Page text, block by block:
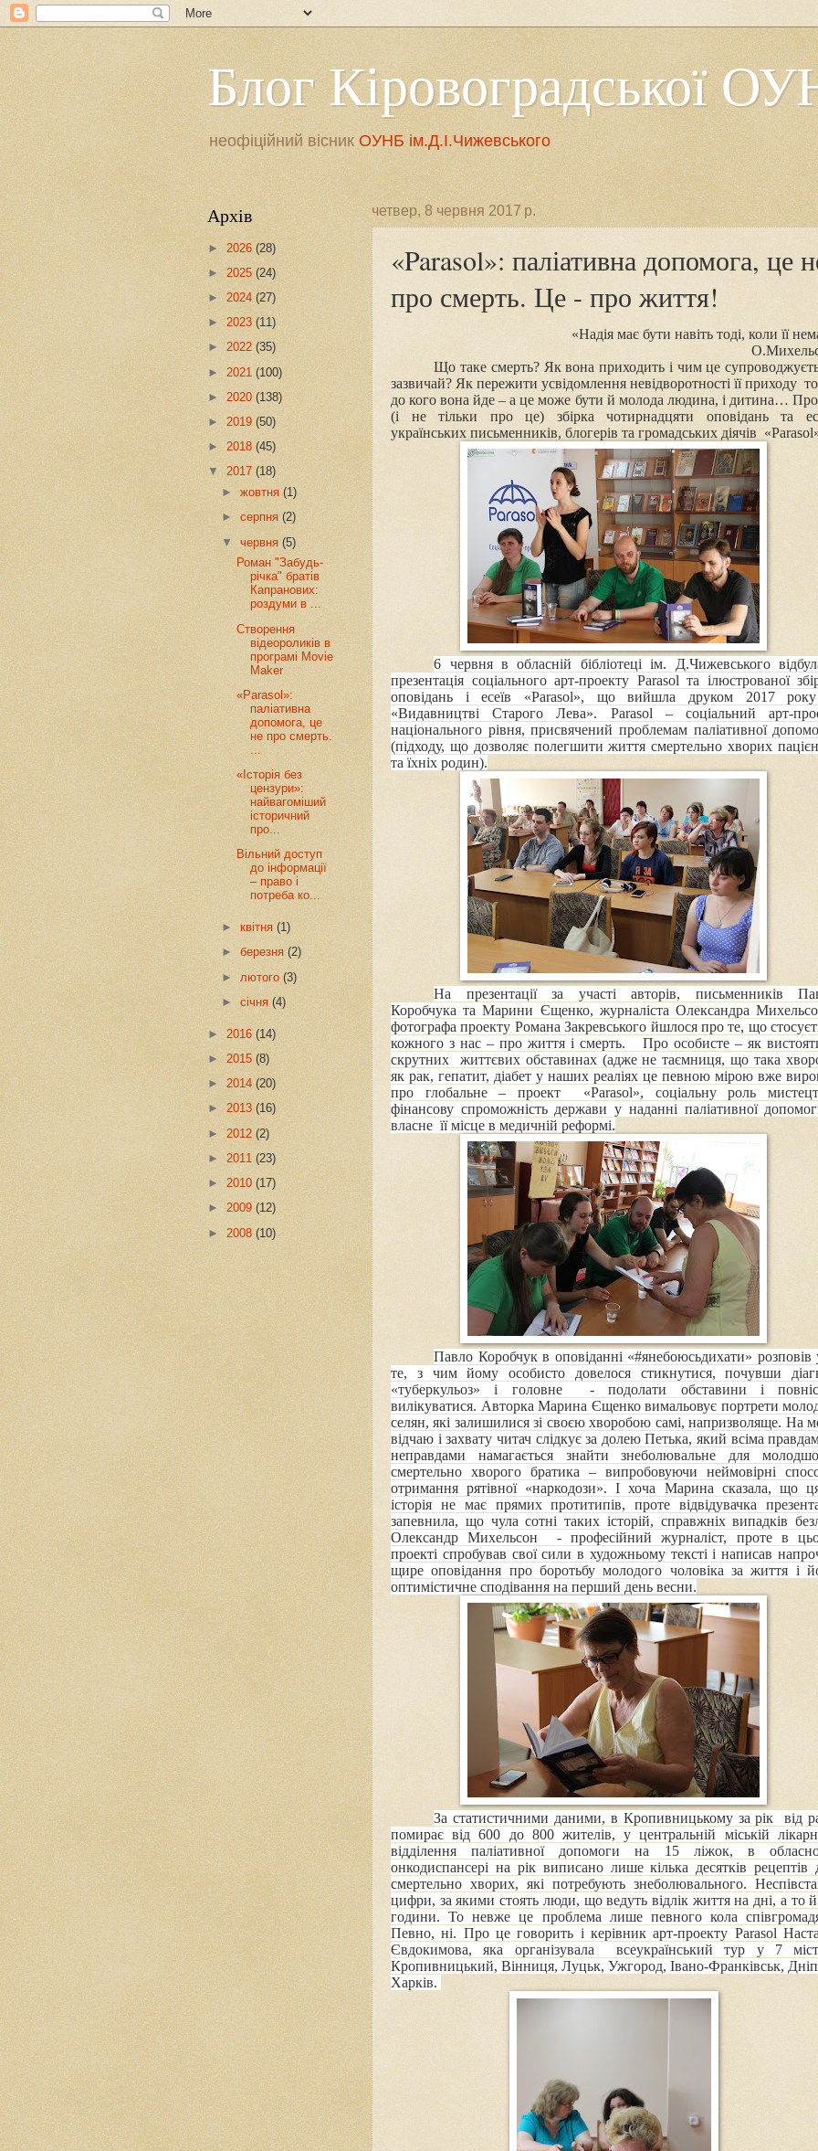
Блог Кіровоградської
неофіційний вісник ОУНБ ім.Д.І.Чижевського
четвер, 8 червня 2017 р.
«Parasol»: паліативна допомога, це
про смерть. Це - про життя!
«Надія має бути навіть тоді, коли її
Що таке смерть? Як вона приходить і чим це
зазвичай? Як пережити усвідомлення невідворотності її приходу
до кого вона йде – а це може бути й молода людина, і дитина…
(і не тільки про це) збірка чотирнадцяти оповідань та
українських письменників, блогерів та громадських діячів «Parasol
6 червня в обласній бібліотеці ім. Д.Чижевського
презентація соціального арт-проекту Parasol та ілюстрованої
оповідань і есеїв «Parasol», що вийшла друком 2017
«Видавництві Старого Лева». Parasol – соціальний арт-
національного рівня, присвячений проблемам паліативної
(підходу, що дозволяє полегшити життя смертельно хворих
та їхніх родин).
На презентації за участі авторів, письменників
Коробчука та Марини Єщенко, журналіста Олександра
фотографа проекту Романа Закревського йшлося про те, що
кожного з нас – про життя і смерть. Про особисте – як
скрутних життєвих обставинах (адже не таємниця, що така
як рак, гепатит, діабет у наших реаліях це певною мірою вже
про глобальне –
проект «Parasol», соціальну роль
фінансову спроможність держави у наданні паліативної
власне її місце в медичній реформі.
Павло Коробчук в оповіданні «#янебоюсьдихати» розповів
те, з чим йому особисто довелося стикнутися, почувши
«туберкульоз» і головне - подолати обставини і
вилікуватися. Авторка Марина Єщенко вимальовує портрети
селян, які залишилися зі своєю хворобою самі, напризволяще. На
відчаю і захвату читач слідкує за долею Петька, який всіма
неправдами намагається знайти знеболювальне для
смертельно хворого братика – випробовуючи неймовірні
отримання рятівної «наркодози». І хоча Марина сказала, що
історія не має прямих протитипів, проте відвідувачка
запевнила, що чула сотні таких історій, справжніх випадків
Олександр Михельсон - професійний журналіст, проте в
проекті спробував свої сили в художньому тексті і написав
щире оповідання про боротьбу молодого чоловіка за життя і
оптимістичне сподівання на перший день весни.
За статистичними даними, в Кропивницькому за рік від
помирає від 600 до 800 жителів, у центральній міській
відділення паліативної допомоги на 15 ліжок, в
онкодиспансері на рік виписано лише кілька десятків рецептів
смертельно хворих, які потребують знеболювального.
цифри, за якими стоять люди, що ведуть відлік життя на дні, а то
години. То невже це проблема лише певного кола
Певно, ні. Про це говорить і керівникарт-проекту Parasol
Євдокимова, яка організувала всеукраїнський тур у 7
Кропивницький, Вінниця, Луцьк, Ужгород, Івано-Франківськ,
Харків.
Архів
► 2026 (28)
► 2025 (24)
► 2024 (27)
► 2023 (11)
► 2022 (35)
► 2021 (100)
► 2020 (138)
► 2019 (50)
► 2018 (45)
▼ 2017 (18)
►жовтня(1)
►серпня(2)
▼червня(5)
Роман "Забудь-
річка" братів
Капранових:
роздуми в ...
Створення
відеороликів в
програмі Movie
Maker
«Parasol»:
паліативна
допомога, це
не про смерть.
«Історія без
цензури»:
найвагоміший
історичний
про...
Вільний доступ
до інформації
– право і
потреба ко...
►квітня(1)
►березня(2)
► лютого(3)
►січня(4)
► 2016 (14)
► 2015 (8)
► 2014 (20)
► 2013 (16)
► 2012 (2)
► 2011 (23)
► 2010 (17)
► 2009 (12)
► 2008 (10)